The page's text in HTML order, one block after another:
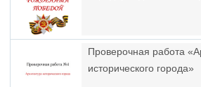
Проверочная работа
исторического города»